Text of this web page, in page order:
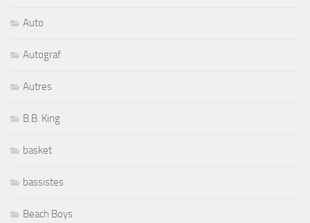
Auto
Autograf
Autres
B.B. King
basket
bassistes
Beach Boys